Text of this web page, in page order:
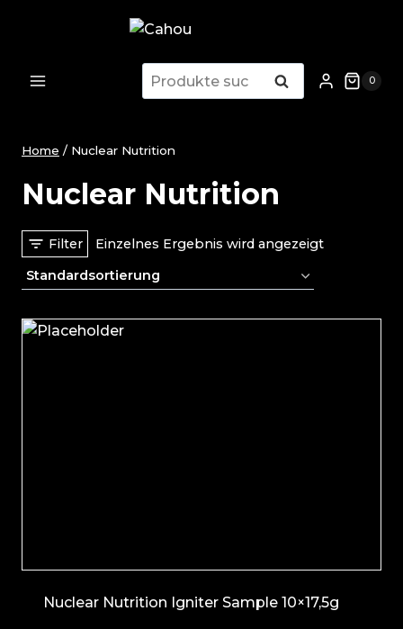
Suche
nach:
Suche 0
Home / Nuclear Nutrition
Nuclear Nutrition
Filter Einzelnes Ergebnis wird angezeigt
Nuclear Nutrition Igniter Sample 10×17,5g